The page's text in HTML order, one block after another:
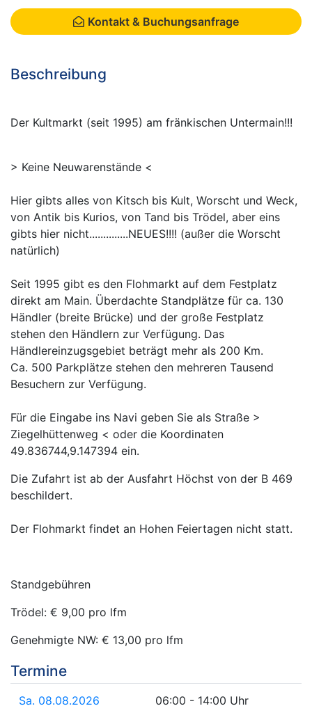
Kontakt & Buchungsanfrage
Beschreibung
Der Kultmarkt (seit 1995) am fränkischen Untermain!!!
> Keine Neuwarenstände <
Hier gibts alles von Kitsch bis Kult, Worscht und Weck,
von Antik bis Kurios, von Tand bis Trödel, aber eins
gibts hier nicht..............NEUES!!!! (außer die Worscht
natürlich)
Seit 1995 gibt es den Flohmarkt auf dem Festplatz
direkt am Main. Überdachte Standplätze für ca. 130
Händler (breite Brücke) und der große Festplatz
stehen den Händlern zur Verfügung. Das
Händlereinzugsgebiet beträgt mehr als 200 Km.
Ca. 500 Parkplätze stehen den mehreren Tausend
Besuchern zur Verfügung.
Für die Eingabe ins Navi geben Sie als Straße >
Ziegelhüttenweg < oder die Koordinaten
49.836744,9.147394 ein.
Die Zufahrt ist ab der Ausfahrt Höchst von der B 469
beschildert.
Der Flohmarkt findet an Hohen Feiertagen nicht statt.
Standgebühren
Trödel: € 9,00 pro lfm
Genehmigte NW: € 13,00 pro lfm
Termine
Sa. 08.08.2026 06:00 - 14:00 Uhr